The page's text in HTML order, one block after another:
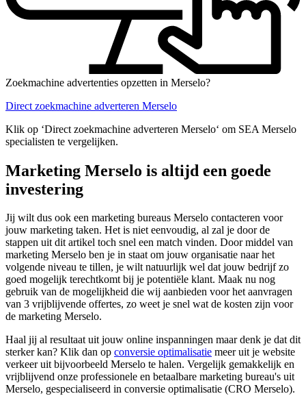
Zoekmachine advertenties opzetten in Merselo?
Direct zoekmachine adverteren Merselo
Klik op ‘Direct zoekmachine adverteren Merselo‘ om SEA Merselo
specialisten te vergelijken.
Marketing Merselo is altijd een goede
investering
Jij wilt dus ook een marketing bureaus Merselo contacteren voor
jouw marketing taken. Het is niet eenvoudig, al zal je door de
stappen uit dit artikel toch snel een match vinden. Door middel van
marketing Merselo ben je in staat om jouw organisatie naar het
volgende niveau te tillen, je wilt natuurlijk wel dat jouw bedrijf zo
goed mogelijk terechtkomt bij je potentiële klant. Maak nu nog
gebruik van de mogelijkheid die wij aanbieden voor het aanvragen
van 3 vrijblijvende offertes, zo weet je snel wat de kosten zijn voor
de marketing Merselo.
Haal jij al resultaat uit jouw online inspanningen maar denk je dat dit
sterker kan? Klik dan op conversie optimalisatie meer uit je website
verkeer uit bijvoorbeeld Merselo te halen. Vergelijk gemakkelijk en
vrijblijvend onze professionele en betaalbare marketing bureau's uit
Merselo, gespecialiseerd in conversie optimalisatie (CRO Merselo).